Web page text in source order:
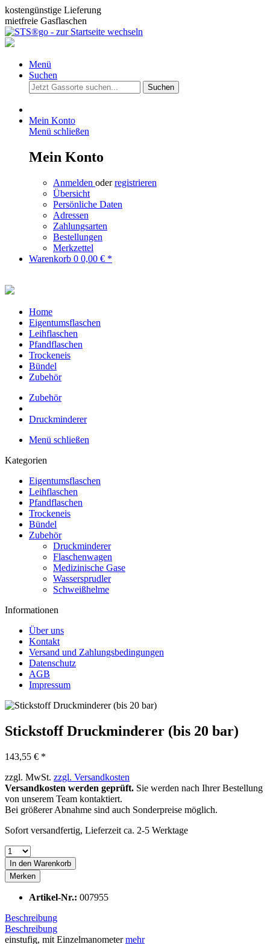
kostengünstige Lieferung
mietfreie Gasflaschen
Menü
Suchen
Suchen
Mein Konto
Menü schließen
Mein Konto
Anmelden oderregistrieren
Übersicht
Persönliche Daten
Adressen
Zahlungsarten
Bestellungen
Merkzettel
Warenkorb 0 0,00 € *
Home
Eigentumsflaschen
Leihflaschen
Pfandflaschen
Trockeneis
Bündel
Zubehör
Zubehör
Druckminderer
Menü schließen
Kategorien
Eigentumsflaschen
Leihflaschen
Pfandflaschen
Trockeneis
Bündel
Zubehör
Druckminderer
Flaschenwagen
Medizinische Gase
Wassersprudler
Schweißhelme
Informationen
Über uns
Kontakt
Versand und Zahlungsbedingungen
Datenschutz
AGB
Impressum
Stickstoff Druckminderer (bis 20 bar)
143,55 € *
zzgl. MwSt. zzgl. Versandkosten
Versandkosten werden geprüft. Sie werden nach Ihrer Bestellung
von unserem Team kontaktiert.
Bei größerer Abnahme sind auch Sonderpreise möglich.
Sofort versandfertig, Lieferzeit ca. 2-5 Werktage
In den Warenkorb
Merken
Artikel-Nr.: 007955
Beschreibung
Beschreibung
einstufig, mit Einzelmanometermehr